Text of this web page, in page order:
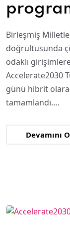
Birleşmiş
doğrultusunda
odaklı
Accelerate2030
günü hibrit
tamamlandı.…
Devamını